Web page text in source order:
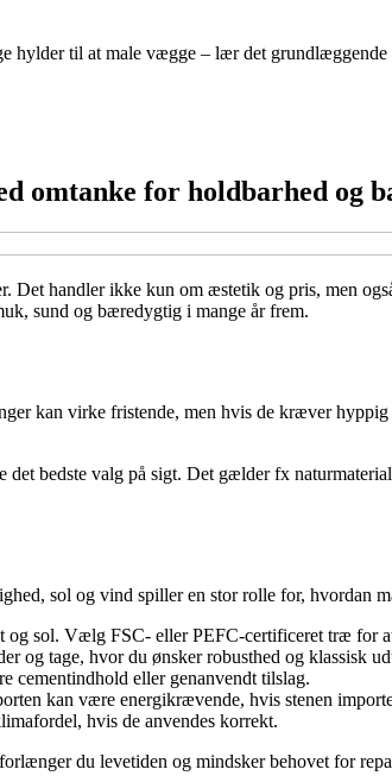
hylder til at male vægge – lær det
omtanke for holdbarhed og
Det handler ikke kun om æstetik og pris, men
sund og bæredygtig i mange år frem.
kan virke fristende, men hvis de kræver
bedste valg på sigt. Det gælder fx
sol og vind spiller en stor rolle for, hvordan
og sol. Vælg FSC- eller PEFC-certificeret træ for
og tage, hvor du ønsker robusthed og klassisk
cementindhold eller genanvendt tilslag.
kan være energikrævende, hvis stenen
hvis de anvendes korrekt.
du levetiden og mindsker behovet for